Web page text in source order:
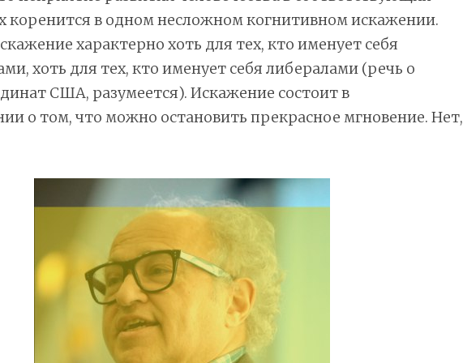
коренится в одном несложном когнитивном искажении.
характерно хоть для тех, кто именует себя
хоть для тех, кто именует себя либералами (речь о
США, разумеется). Искажение состоит в
о том, что можно остановить прекрасное мгновение. Нет,